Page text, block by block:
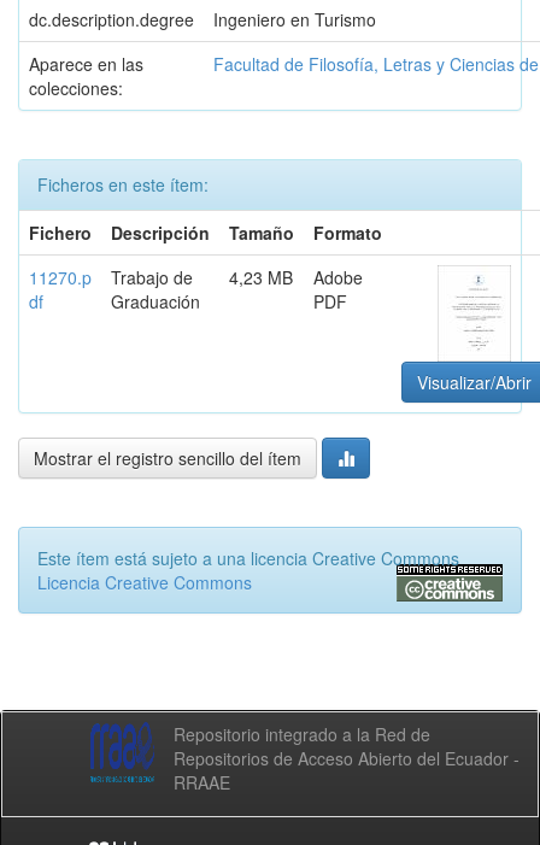
dc.description.degree
Ingeniero en Turismo
Aparece en las
colecciones:
Facultad de Filosofía, Letras y Ciencias
Ficheros en este ítem:
Fichero
Descripción Tamaño
Formato
11270.p
df
Trabajo de
Graduación
4,23 MB
Adobe
PDF
Visualizar/Abrir
Mostrar el registro sencillo del ítem
Este ítem está sujeto a una licencia Creative Commons
Licencia Creative Commons
Repositorio integrado a la Red de
Repositorios de Acceso Abierto del Ecuador -
RRAAE